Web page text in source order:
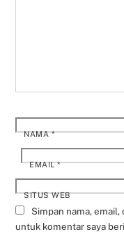
NAMA*
EMAIL*
SITUS WEB
Simpan nama,
untuk komentar saya